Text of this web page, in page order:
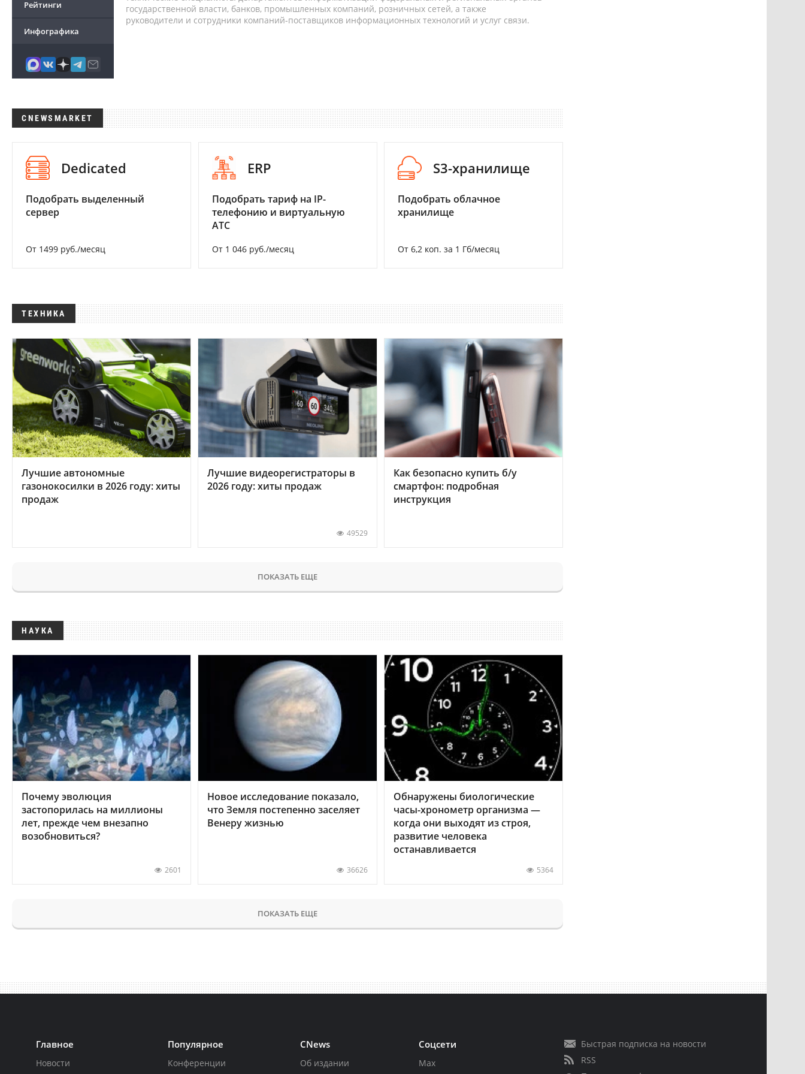
Рейтинги
Инфографика
государственной власти, банков, промышленных компаний, розничных сетей, а также
руководители и сотрудники компаний-поставщиков информационных технологий и услуг связи.
CNEWSMARKET
Dedicated
Подобрать выделенный
сервер
От 1499 руб./месяц
ERP
Подобрать тариф на IP-
телефонию и виртуальную
АТС
От 1 046 руб./месяц
S3-хранилище
Подобрать облачное
хранилище
От 6,2 коп. за 1 Гб/месяц
ТЕХНИКА
Лучшие автономные
газонокосилки в 2026 году: хиты
продаж
Лучшие видеорегистраторы в
2026 году: хиты продаж
49529
Как безопасно купить б/у
смартфон: подробная
инструкция
ПОКАЗАТЬ ЕЩЕ
НАУКА
Почему эволюция
застопорилась на миллионы
лет, прежде чем внезапно
возобновиться?
2601
Новое исследование показало,
что Земля постепенно заселяет
Венеру жизнью
36626
Обнаружены биологические
часы-хронометр организма —
когда они выходят из строя,
развитие человека
останавливается
5364
ПОКАЗАТЬ ЕЩЕ
Главное
Новости
Популярное
Конференции
CNews
Об издании
Соцсети
Max
Быстрая подписка на новости
RSS